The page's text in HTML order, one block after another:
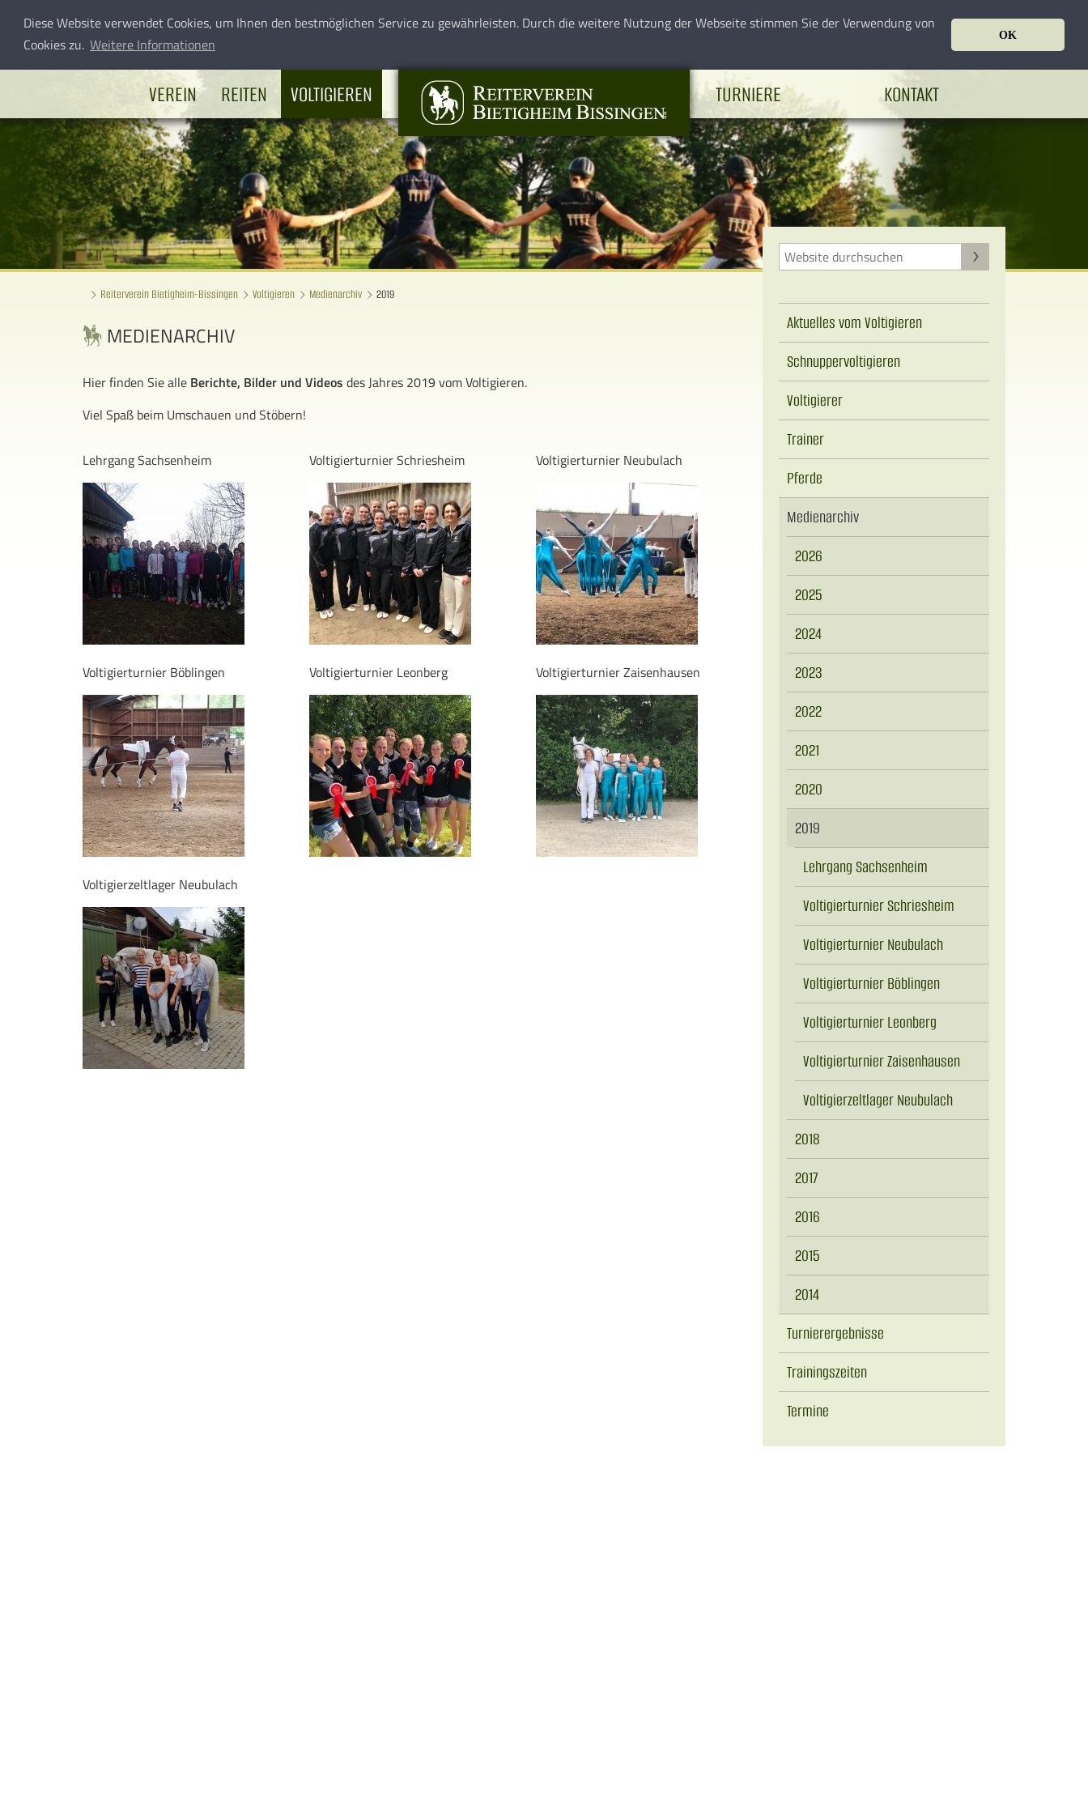
Diese Website verwendet Cookies, um Ihnen den bestmöglichen Service zu gewährleisten. Durch die weitere Nutzung der Webseite stimmen Sie der Verwendung von
Cookies zu. Weitere Informationen OK
VEREIN REITEN VOLTIGIEREN TURNIERE KONTAKT
Reiterverein Bietigheim-Bissingen Voltigieren Medienarchiv 2019
MEDIENARCHIV
Hier finden Sie alle Berichte, Bilder und Videos des Jahres 2019 vom Voltigieren.
Viel Spaß beim Umschauen und Stöbern!
Lehrgang Sachsenheim Voltigierturnier Schriesheim Voltigierturnier Neubulach
Voltigierturnier Böblingen Voltigierturnier Leonberg Voltigierturnier Zaisenhausen
Voltigierzeltlager Neubulach
Aktuelles vom Voltigieren
Schnuppervoltigieren
Voltigierer
Trainer
Pferde
Medienarchiv
2026
2025
2024
2023
2022
2021
2020
2019
Lehrgang Sachsenheim
Voltigierturnier Schriesheim
Voltigierturnier Neubulach
Voltigierturnier Böblingen
Voltigierturnier Leonberg
Voltigierturnier Zaisenhausen
Voltigierzeltlager Neubulach
2018
2017
2016
2015
2014
Turnierergebnisse
Trainingszeiten
Termine